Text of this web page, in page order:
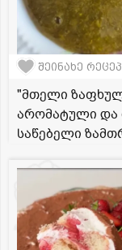
შეინახე
"მთელი
არომატული და
საწებელი